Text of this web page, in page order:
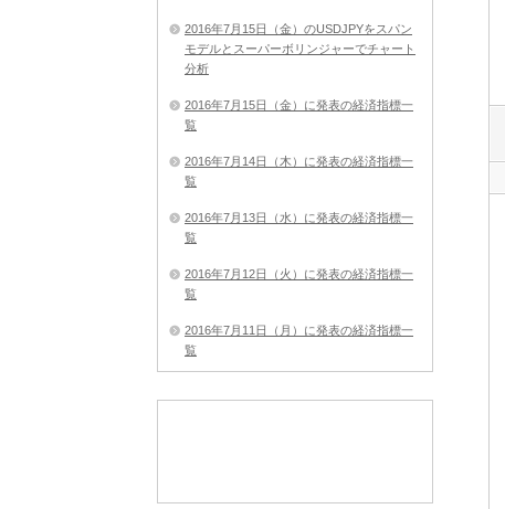
2016年7月15日（金）のUSDJPYをスパン
モデルとスーパーボリンジャーでチャート
分析
2016年7月15日（金）に発表の経済指標一
覧
2016年7月14日（木）に発表の経済指標一
覧
2016年7月13日（水）に発表の経済指標一
覧
2016年7月12日（火）に発表の経済指標一
覧
2016年7月11日（月）に発表の経済指標一
覧